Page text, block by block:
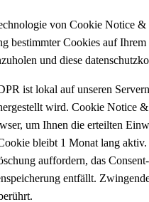
von Cookie Notice
bestimmter Cookies auf Ihrem
und diese
ist lokal auf unseren
wird. Cookie Notice
um Ihnen die erteilten
bleibt 1 Monat lang
auffordern, das
entfällt.